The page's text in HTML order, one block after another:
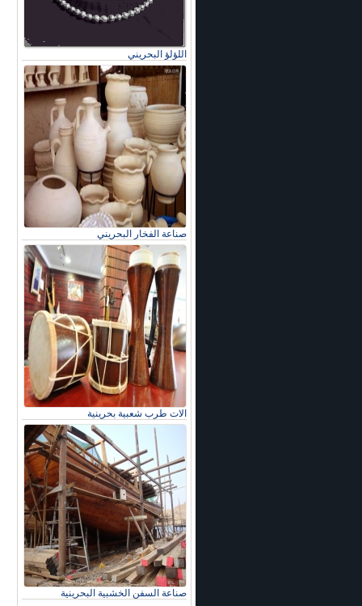
اللؤلؤ البحريني
صناعة الفخار البحريني
الات طرب شعبية بحرينية
صناعة السفن الخشبية البحرينية